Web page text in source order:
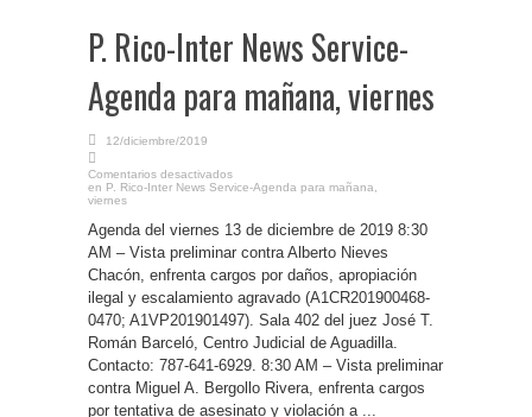
P. Rico-Inter News Service-
Agenda para mañana, viernes
12/diciembre/2019
Comentarios desactivados
en P. Rico-Inter News Service-Agenda para mañana,
viernes
Agenda del viernes 13 de diciembre de 2019 8:30
AM – Vista preliminar contra Alberto Nieves
Chacón, enfrenta cargos por daños, apropiación
ilegal y escalamiento agravado (A1CR201900468-
0470; A1VP201901497). Sala 402 del juez José T.
Román Barceló, Centro Judicial de Aguadilla.
Contacto: 787-641-6929. 8:30 AM – Vista preliminar
contra Miguel A. Bergollo Rivera, enfrenta cargos
por tentativa de asesinato y violación a ...